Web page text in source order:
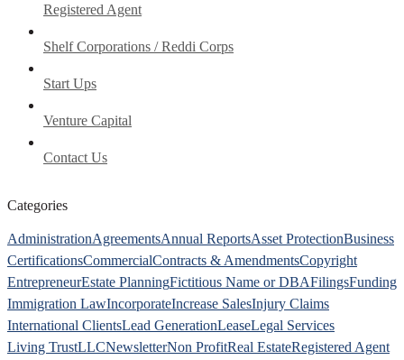
Registered Agent
Shelf Corporations / Reddi Corps
Start Ups
Venture Capital
Contact Us
Categories
AdministrationAgreementsAnnual ReportsAsset ProtectionBusiness
CertificationsCommercialContracts & AmendmentsCopyright
EntrepreneurEstate PlanningFictitious Name or DBAFilingsFunding
Immigration LawIncorporateIncrease SalesInjury Claims
International ClientsLead GenerationLeaseLegal Services
Living TrustLLCNewsletterNon ProfitReal EstateRegistered Agent